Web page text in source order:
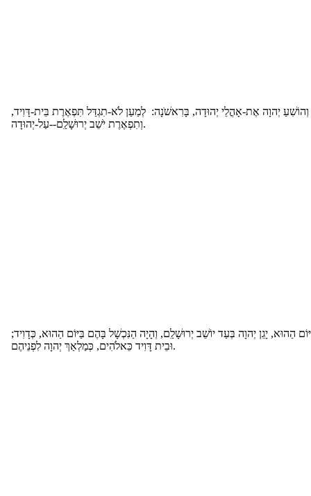
וְהוֹשִׁעַ יְהוָה אֶת-אָהֳלֵי יְהוּדָה, בָּרִאשֹׁנָה: לְמַעַן לֹא-תִגְדַּל תִּפְאֶרֶת בֵּית-דָּוִיד,
וְתִפְאֶרֶת יֹשֵׁב יְרוּשָׁלִַם--עַל-יְהוּדָה.
הַהוּא, יָגֵן יְהוָה בְּעַד יוֹשֵׁב יְרוּשָׁלִַם, וְהָיָה הַנִּכְשָׁל בָּהֶם בַּיּוֹם הַהוּא, כְּדָוִיד;
וּבֵית דָּוִיד כֵּאלֹהִים, כְּמַלְאַךְ יְהוָה לִפְנֵיהֶם.